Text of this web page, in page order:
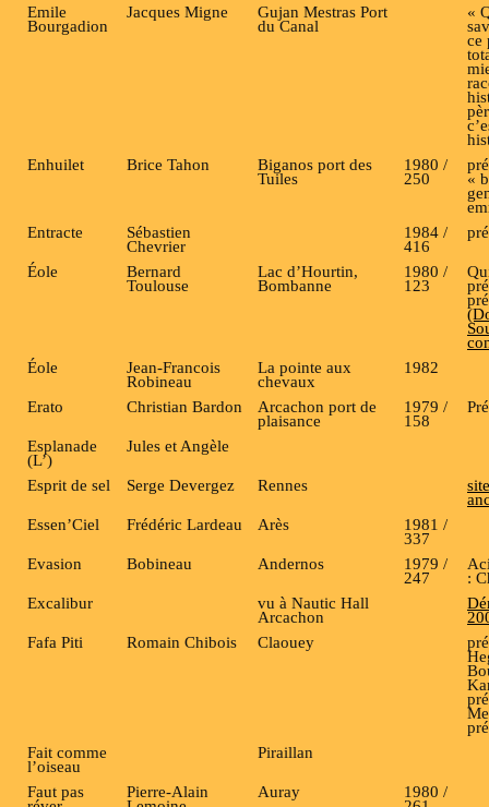
Emile
Bourgadion
Jacques Migne Gujan Mestras Port
du Canal
«
ce
Enhuilet
Brice Tahon Biganos port des
Tuiles
1980 /
250 «
Entracte
Sébastien
Chevrier
1984 /
416
Éole Bernard
Toulouse
Lac d’Hourtin,
Bombanne
1980 /
123
Éole
Jean-Francois
Robineau
La pointe aux
chevaux
1982
Erato Christian Bardon Arcachon port de
plaisance
1979 /
158
Esplanade
(L’)
Jules et Angèle
Esprit de sel Serge Devergez Rennes
Essen’Ciel
Frédéric Lardeau Arès 1981 /
337
Evasion
Bobineau Andernos 1979 /
247
:
Excalibur
vu à Nautic Hall
Arcachon
Fafa Piti
Romain Chibois Claouey
Fait comme
l’oiseau
Piraillan
Faut pas Pierre-Alain Auray 1980 /